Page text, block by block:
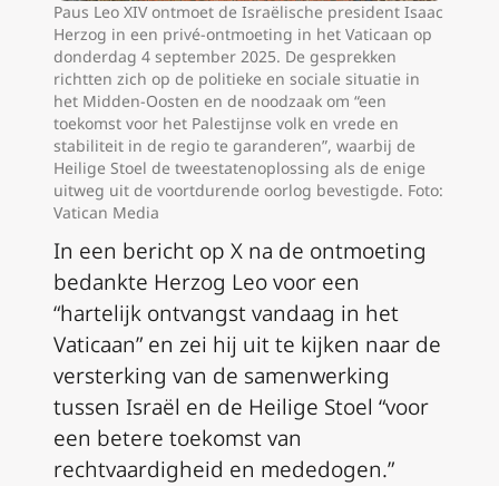
Paus Leo XIV ontmoet de Israëlische president Isaac
Herzog in een privé-ontmoeting in het Vaticaan op
donderdag 4 september 2025. De gesprekken
richtten zich op de politieke en sociale situatie in
het Midden-Oosten en de noodzaak om “een
toekomst voor het Palestijnse volk en vrede en
stabiliteit in de regio te garanderen”, waarbij de
Heilige Stoel de tweestatenoplossing als de enige
uitweg uit de voortdurende oorlog bevestigde. Foto:
Vatican Media
In een bericht op X na de ontmoeting
bedankte Herzog Leo voor een
“hartelijk ontvangst vandaag in het
Vaticaan” en zei hij uit te kijken naar de
versterking van de samenwerking
tussen Israël en de Heilige Stoel “voor
een betere toekomst van
rechtvaardigheid en mededogen.”